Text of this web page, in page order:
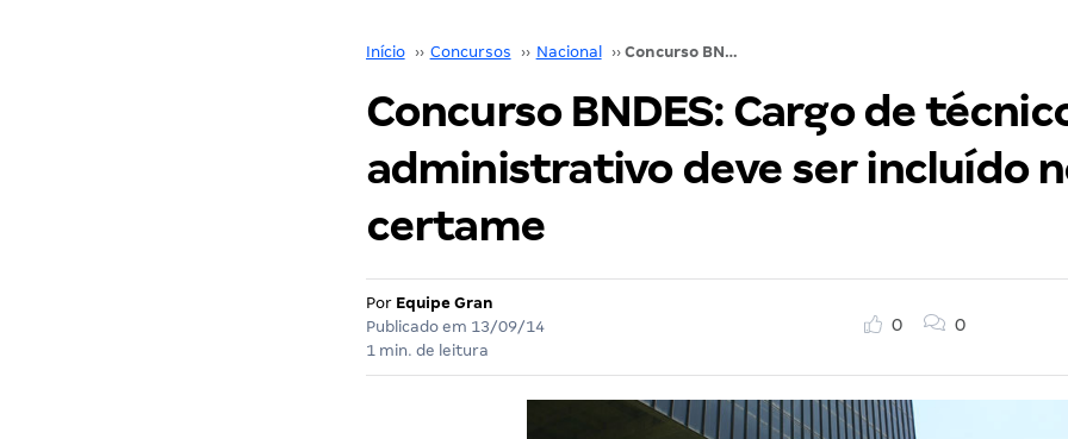
Início ›› Concursos ›› Nacional ›› Concurso BNDES: Cargo de técnico administrativo deve ser incluído no certame
Concurso BNDES: Cargo de
administrativo deve ser incluído
certame
Por Equipe Gran
Publicado em 13/09/14
1 min. de leitura
0 0